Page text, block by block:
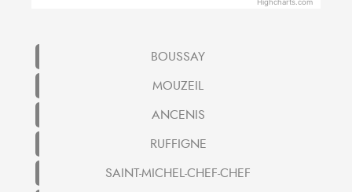
Highcharts.com
BOUSSAY
MOUZEIL
ANCENIS
RUFFIGNE
SAINT-MICHEL-CHEF-CHEF